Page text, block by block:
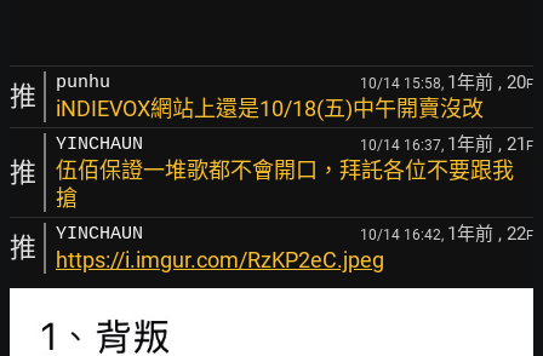
推 punhu 10/14 15:58, 1年前 , 20F
iNDIEVOX網站上還是10/18(五)中午開賣沒改
推
YINCHAUN 10/14 16:37, 1年前 , 21 F
伍佰保證一堆歌都不會開口，拜託各位不要跟我
搶
推 YINCHAUN 10/14 16:42, 1年前 , 22F
https://i.imgur.com/RzKP2eC.jpeg